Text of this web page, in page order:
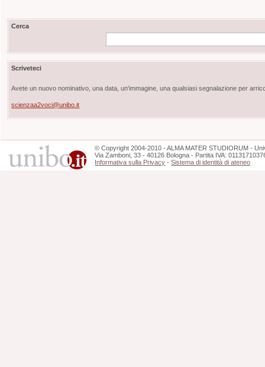
Cerca
Scriveteci
Avete un nuovo nominativo, una data, un'immagine, una qualsiasi segnalazione per
scienzaa2voci@unibo.it
©Copyright 2004-2010 - ALMA MATER STUDIORUM -
Via Zamboni, 33 - 40126 Bologna - Partita IVA:
Informativa sulla Privacy -Sistema di identità di ateneo